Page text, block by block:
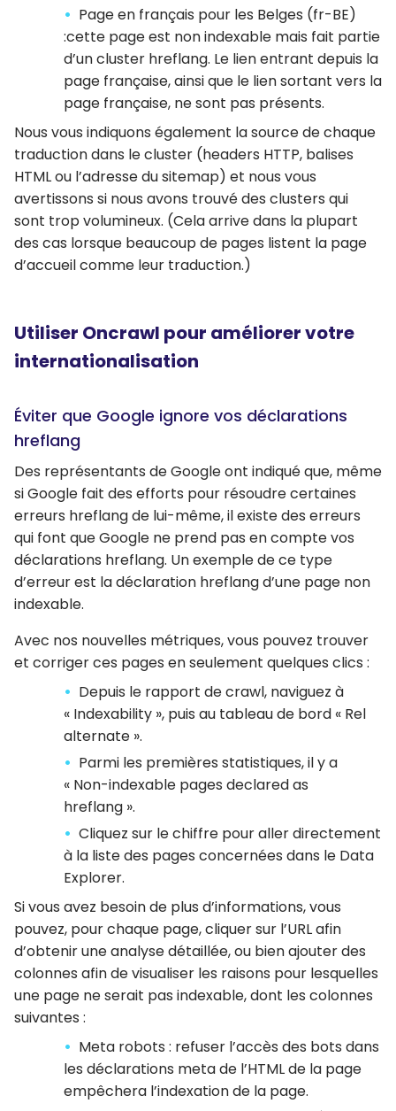
Page en français pour les Belges (fr-BE)
:cette page est non indexable mais fait partie
d’un cluster hreflang. Le lien entrant depuis la
page française, ainsi que le lien sortant vers la
page française, ne sont pas présents.
Nous vous indiquons également la source de chaque
traduction dans le cluster (headers HTTP, balises
HTML ou l’adresse du sitemap) et nous vous
avertissons si nous avons trouvé des clusters qui
sont trop volumineux. (Cela arrive dans la plupart
des cas lorsque beaucoup de pages listent la page
d’accueil comme leur traduction.)
Utiliser Oncrawl pour améliorer votre
internationalisation
Éviter que Google ignore vos déclarations
hreflang
Des représentants de Google ont indiqué que, même
si Google fait des efforts pour résoudre certaines
erreurs hreflang de lui-même, il existe des erreurs
qui font que Google ne prend pas en compte vos
déclarations hreflang. Un exemple de ce type
d’erreur est la déclaration hreflang d’une page non
indexable.
Avec nos nouvelles métriques, vous pouvez trouver
et corriger ces pages en seulement quelques clics :
Depuis le rapport de crawl, naviguez à
« Indexability », puis au tableau de bord « Rel
alternate ».
Parmi les premières statistiques, il y a
« Non-indexable pages declared as
hreflang ».
Cliquez sur le chiffre pour aller directement
à la liste des pages concernées dans le Data
Explorer.
Si vous avez besoin de plus d’informations, vous
pouvez, pour chaque page, cliquer sur l’URL afin
d’obtenir une analyse détaillée, ou bien ajouter des
colonnes afin de visualiser les raisons pour lesquelles
une page ne serait pas indexable, dont les colonnes
suivantes :
Meta robots : refuser l’accès des bots dans
les déclarations meta de l’HTML de la page
empêchera l’indexation de la page.